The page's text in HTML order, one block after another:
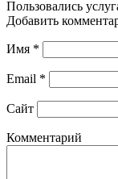
Пользовались
Добавить
Имя *
Email *
Сайт
Комментарий